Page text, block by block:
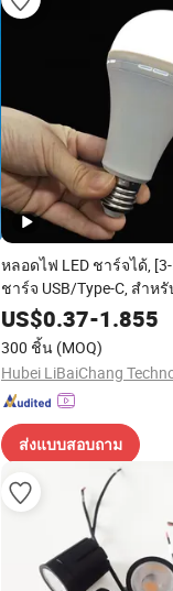
หลอดไฟ LED ชาร์จได้,
ชาร์จ USB/Type-C, สำห
กรณีไฟฟ้าดับ ตั้งแคมป์ ตก
US$0.37-1.855
300 ชิ้น (MOQ)
ส่งแบบสอบถาม